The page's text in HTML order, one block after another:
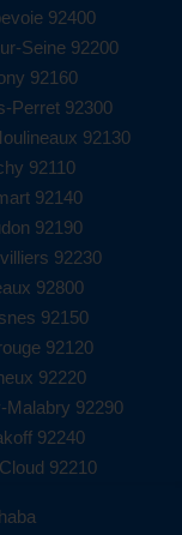
92400
Seine 92200
92160
Perret 92300
92130
92110
92140
92190
92230
92800
92150
92120
92220
Malabry 92290
92240
92210